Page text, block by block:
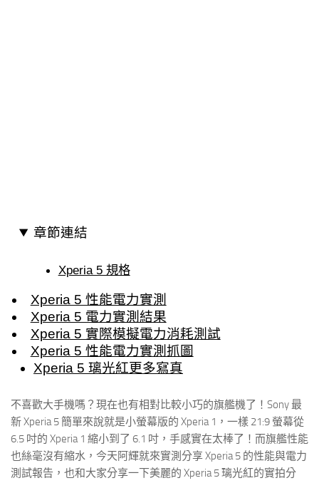
章節連結
Xperia 5 規格
Xperia 5 性能電力實測
Xperia 5 電力實測結果
Xperia 5 實際模擬電力消耗測試
Xperia 5 性能電力實測抓圖
Xperia 5 璃光紅更多寫真
不喜歡大手機嗎？現在也有相對比較小巧的旗艦機了！Sony 最
新 Xperia 5 簡單來說就是小螢幕版的 Xperia 1，一樣 21:9 螢幕從
6.5 吋的 Xperia 1 縮小到了 6.1 吋，手感實在太棒了！而旗艦性能
也絲毫沒有縮水，今天阿輝就來實測分享 Xperia 5 的性能與電力
測試報告，也和大家分享一下美麗的 Xperia 5 璃光紅的實拍分